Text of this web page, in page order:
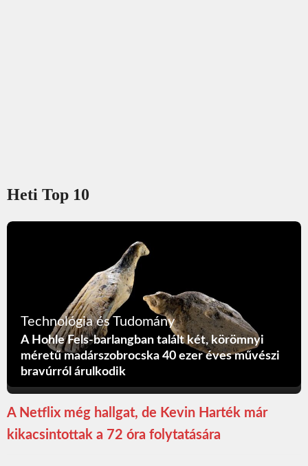
Heti Top 10
Technológia és Tudomány
A Hohle Fels-barlangban talált két, körömnyi
méretű madárszobrocska 40 ezer éves művészi
bravúrról árulkodik
A Netflix még hallgat, de Kevin Harték már
kikacsintottak a 72 óra folytatására